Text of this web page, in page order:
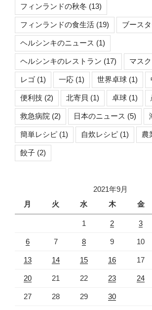
フィンランドの秋冬 (13)
フィンランドの食生活 (19) ブース
ヘルシンキのニュース (1)
ヘルシンキのレストラン (17) マスク
レゴ (1) 一応 (1) 世界卓球 (1)
便利技 (2) 北寄貝 (1) 卓球 (1)
救急病院 (2) 日本のニュース (5)
簡単レシピ (1) 自炊レシピ (1) 農
餃子 (2)
2021年9月
月
火 水 木 金
1 2 3
6 7 8 9 10
13 14 15 16 17
20 21 22 23 24
27 28 29 30